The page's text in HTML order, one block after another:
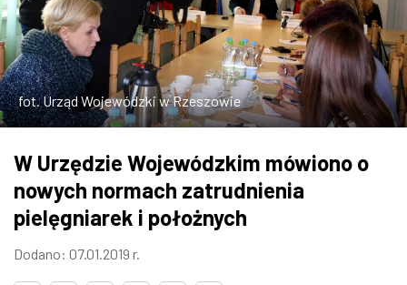
GASTRONOMIA
ZDJĘCIA
W RZESZOWIE
fot. Urząd Wojewódzki w Rzeszowie
W Urzędzie Wojewódzkim mówiono o
nowych normach zatrudnienia
pielęgniarek i położnych
Dodano: 07.01.2019 r.